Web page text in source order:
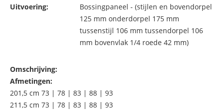
Uitvoering:
Bossingpaneel - (stijlen en bovendorpel
125 mm onderdorpel 175 mm
tussenstijl 106 mm tussendorpel 106
mm bovenvlak 1/4 roede 42 mm)
Omschrijving:
Afmetingen:
201,5 cm 73 | 78 | 83 | 88 | 93
211,5 cm 73 | 78 | 83 | 88 | 93